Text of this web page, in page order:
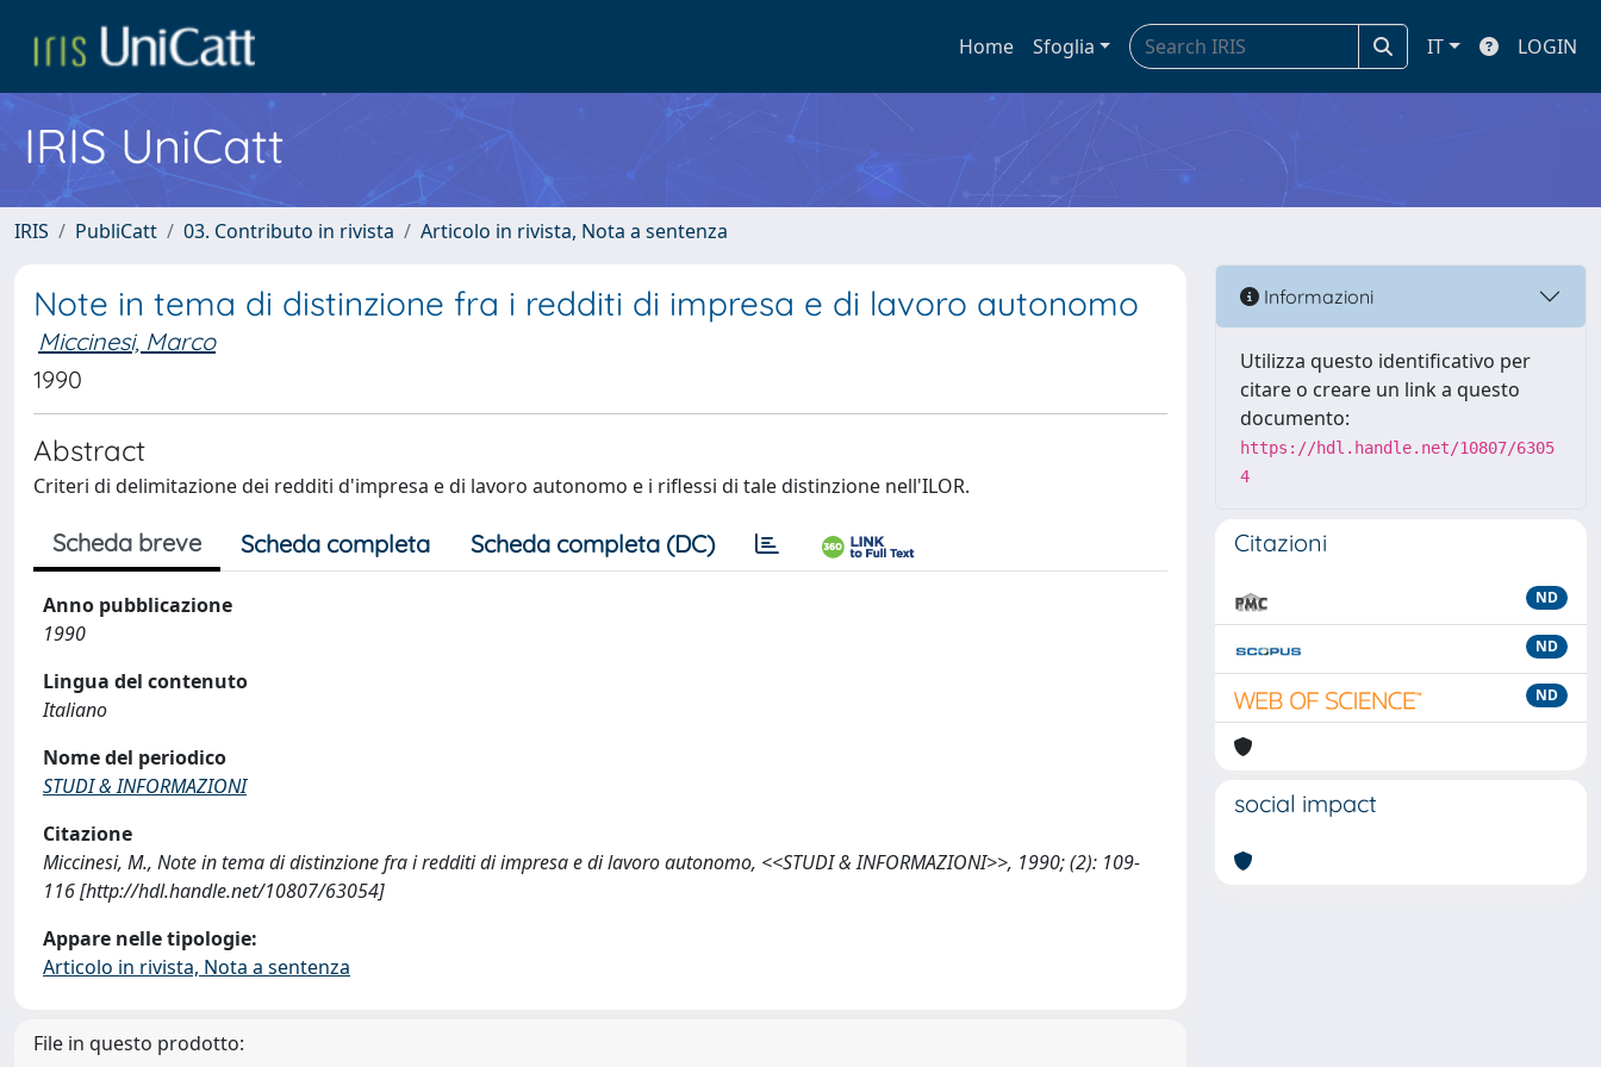
Home Sfoglia IT LOGIN
IRIS UniCatt
IRIS PubliCatt 03. Contributo in rivista Articolo in rivista, Nota a sentenza
Note in tema di distinzione fra i redditi di impresa e di lavoro autonomo
Miccinesi, Marco
1990
Abstract
Criteri di delimitazione dei redditi d'impresa e di lavoro autonomo e i riflessi di tale distinzione nell'ILOR.
Scheda breve Scheda completa Scheda completa (DC)
Anno pubblicazione
1990
Lingua del contenuto
Italiano
Nome del periodico
STUDI & INFORMAZIONI
Citazione
Miccinesi, M., Note in tema di distinzione fra i redditi di impresa e di lavoro autonomo, <<STUDI & INFORMAZIONI>>, 1990; (2): 109-
116 [http://hdl.handle.net/10807/63054]
Appare nelle tipologie:
Articolo in rivista, Nota a sentenza
File in questo prodotto:
Informazioni
Utilizza questo identificativo per
citare o creare un link a questo
documento:
https://hdl.handle.net/10807/6305
4
Citazioni
ND
ND
ND
social impact